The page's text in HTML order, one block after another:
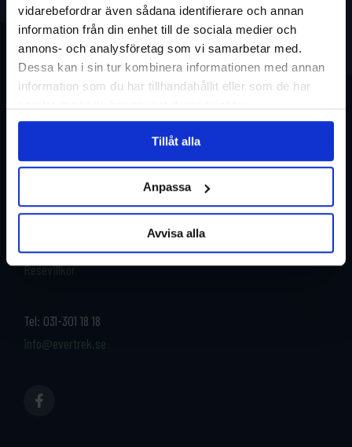
vidarebefordrar även sådana identifierare och annan
information från din enhet till de sociala medier och
annons- och analysföretag som vi samarbetar med.
Dessa kan i sin tur kombinera informationen med annan
information som du har tillhandahållit eller som de har
Tillåt alla
Anpassa
Avvisa alla
Tel: 031-301 18 18
info@evertrek.se
Restyper
Om oss
Resevillkor
Boka och res tryggt med
EverTrek
Grupp & Konferens
Kontakta oss